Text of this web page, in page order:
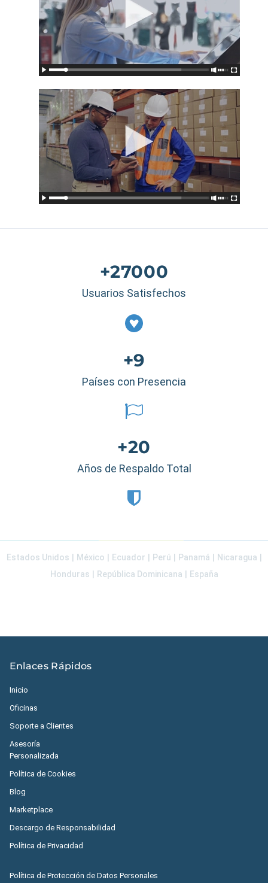
+27000
Usuarios Satisfechos
+9
Países con Presencia
+20
Años de Respaldo Total
Estados Unidos México Ecuador Perú Panamá Nicaragua
Honduras
República Dominicana España
Enlaces Rápidos
Inicio
Oficinas
Soporte a Clientes
Asesoría
Personalizada
Política de Cookies
Blog
Marketplace
Descargo de Responsabilidad
Política de Privacidad
Política de Protección de Datos Personales